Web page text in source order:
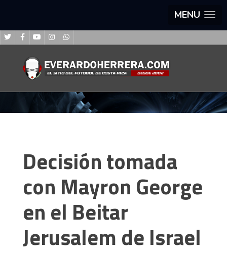
MENU
Decisión tomada
con Mayron George
en el Beitar
Jerusalem de Israel